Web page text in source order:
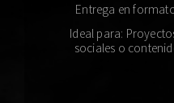
Entrega en
Ideal para:
sociales o